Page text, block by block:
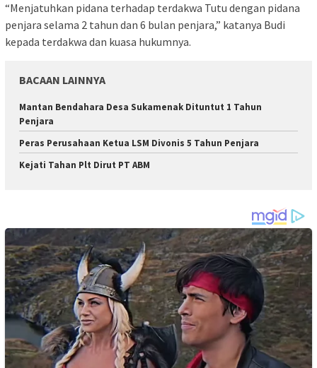
“Menjatuhkan pidana terhadap terdakwa Tutu dengan pidana
penjara selama 2 tahun dan 6 bulan penjara,” katanya Budi
kepada terdakwa dan kuasa hukumnya.
BACAAN LAINNYA
Mantan Bendahara Desa Sukamenak Dituntut 1 Tahun
Penjara
Peras Perusahaan Ketua LSM Divonis 5 Tahun Penjara
Kejati Tahan Plt Dirut PT ABM